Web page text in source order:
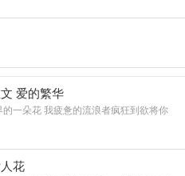
爱的繁华
一朵花 我疲惫的流浪者疯狂到欲将你
花